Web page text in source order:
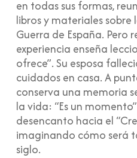
en todas sus formas,
libros y materiales
Guerra de España. Pero
experiencia enseña
ofrece”. Su esposa
cuidados en casa. A
conserva una memoria
la vida: “Es un
desencanto hacia el
imaginando cómo será
siglo.